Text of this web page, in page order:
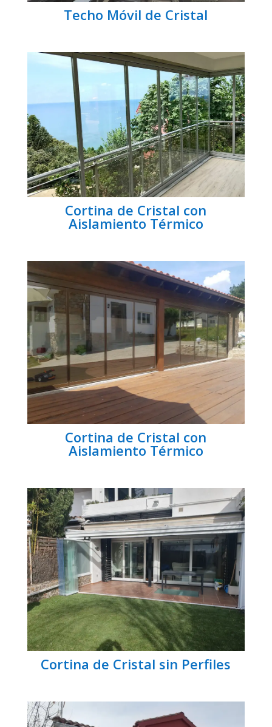
Techo Móvil de Cristal
Cortina de Cristal con
Aislamiento Térmico
Cortina de Cristal con
Aislamiento Térmico
Cortina de Cristal sin Perfiles